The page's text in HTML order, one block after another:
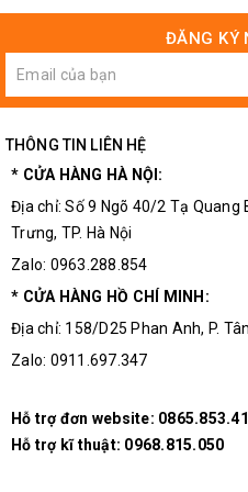
Chi Tiết Của Biến
Hình Ảnh Thực Tế Của Hình
ĐĂNG KÝ
THÔNG TIN LIÊN HỆ
* CỬA HÀNG HÀ NỘI:
Địa chỉ: Số 9 Ngõ 40/2 Tạ Quang
Trưng, TP. Hà Nội
Zalo: 0963.288.854
* CỬA HÀNG HỒ CHÍ MINH:
Địa chỉ: 158/D25 Phan Anh, P.
Zalo: 0911.697.347
Hỗ trợ đơn website:
Hỗ trợ kĩ thuật: 0968.815.050